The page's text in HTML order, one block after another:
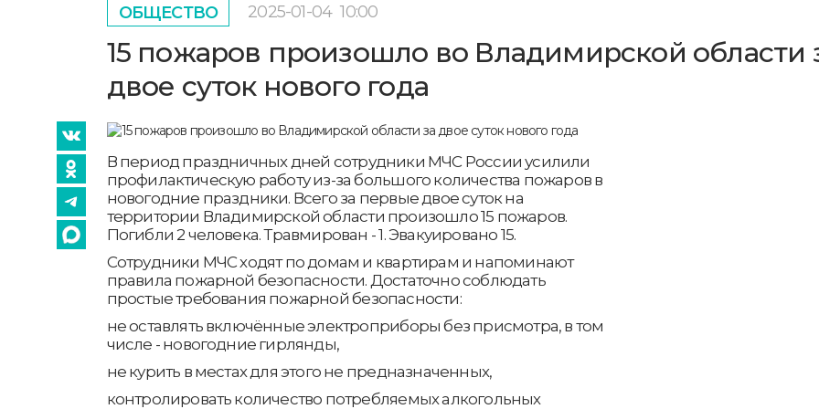
ОБЩЕСТВО 2025-01-04 10:00
15 пожаров произошло во Владимирской области
двое суток нового года
В период праздничных дней сотрудники МЧС России усилили
профилактическую работу из-за большого количества пожаров в
новогодние праздники. Всего за первые двое суток на
территории Владимирской области произошло 15 пожаров.
Погибли 2 человека. Травмирован - 1. Эвакуировано 15.
Сотрудники МЧС ходят по домам и квартирам и напоминают
правила пожарной безопасности. Достаточно соблюдать
простые требования пожарной безопасности:
не оставлять включённые электроприборы без присмотра, в том
числе - новогодние гирлянды,
не курить в местах для этого не предназначенных,
контролировать количество потребляемых алкогольных